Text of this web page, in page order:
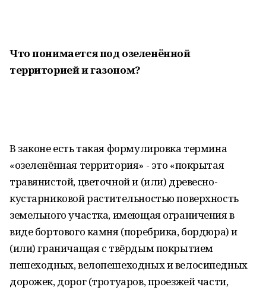
Что понимается под озеленённой
территорией и газоном?
В законе есть такая формулировка термина
«озеленённая территория» - это «покрытая
травянистой, цветочной и (или) древесно-
кустарниковой растительностью поверхность
земельного участка, имеющая ограничения в
виде бортового камня (поребрика, бордюра) и
(или) граничащая с твёрдым покрытием
пешеходных, велопешеходных и велосипедных
дорожек, дорог (тротуаров, проезжей части,